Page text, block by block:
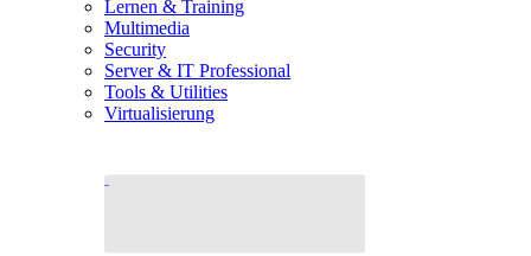
Lernen & Training
Multimedia
Security
Server & IT Professional
Tools & Utilities
Virtualisierung